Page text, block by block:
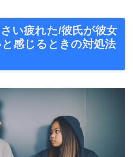
い疲れた/彼氏が彼女
感じるときの対処法